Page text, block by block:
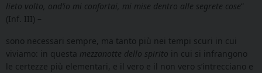
lieto volto, ond’io mi confortai, mi mise dentro alle segrete cose”
(Inf. III) –
sono necessari sempre, ma tanto più nei tempi scuri in cui
viviamo: in questa mezzanotte dello spirito in cui si infrangono
le certezze più elementari, e il vero e il non vero s’intrecciano e